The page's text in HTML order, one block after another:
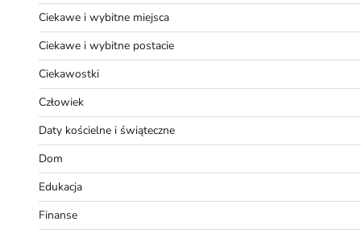
Ciekawe i wybitne miejsca
Ciekawe i wybitne postacie
Ciekawostki
Człowiek
Daty kościelne i świąteczne
Dom
Edukacja
Finanse